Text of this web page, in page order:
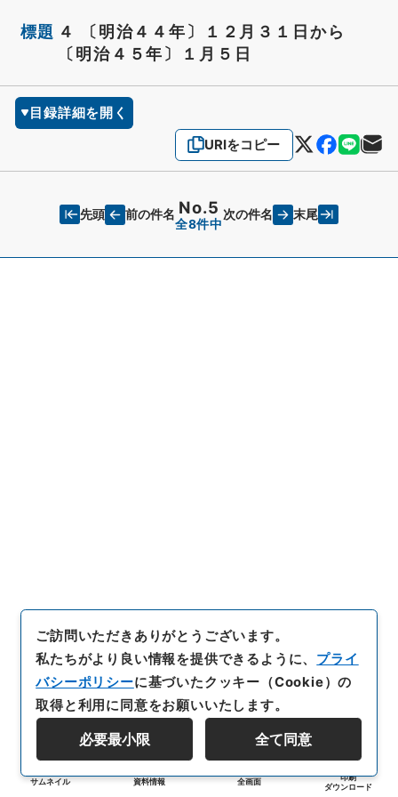
標題 ４ 〔明治４４年〕１２月３１日から
〔明治４５年〕１月５日
目録詳細を開く
URIをコピー
先頭 前の件名 No.5
全8件中
次の件名 末尾
サムネイル 資料情報 全画面
印刷
ダウンロード
ご訪問いただきありがとうございます。
私たちがより良い情報を提供できるように、 プライ
バシーポリシーに基づいたクッキー（Cookie）の
取得と利用に同意をお願いいたします。
必要最小限 全て同意